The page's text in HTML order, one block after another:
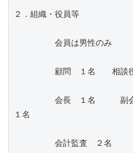
２．組織・役員等
会員は男性のみ
顧問　１名　　相談役
会長　１名　　　副会
１名
会計監査　２名